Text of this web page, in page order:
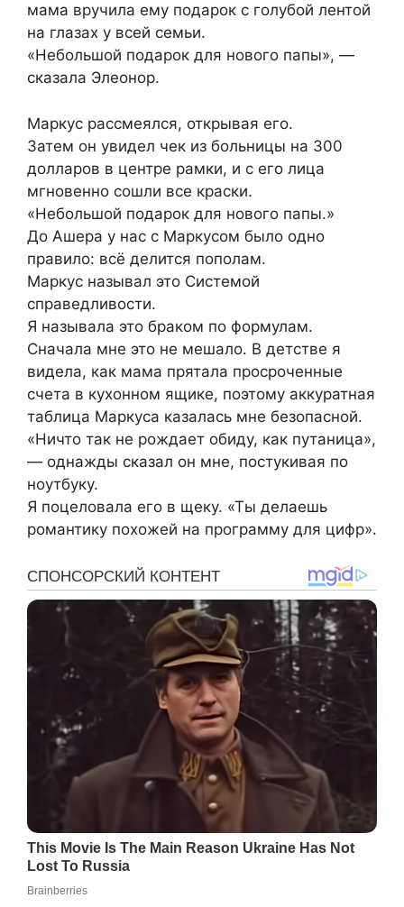
мама вручила ему подарок с голубой лентой
на глазах у всей семьи.
«Небольшой подарок для нового папы», —
сказала Элеонор.
Маркус рассмеялся, открывая его.
Затем он увидел чек из больницы на 300
долларов в центре рамки, и с его лица
мгновенно сошли все краски.
«Небольшой подарок для нового папы.»
До Ашера у нас с Маркусом было одно
правило: всё делится пополам.
Маркус называл это Системой
справедливости.
Я называла это браком по формулам.
Сначала мне это не мешало. В детстве я
видела, как мама прятала просроченные
счета в кухонном ящике, поэтому аккуратная
таблица Маркуса казалась мне безопасной.
«Ничто так не рождает обиду, как путаница»,
— однажды сказал он мне, постукивая по
ноутбуку.
Я поцеловала его в щеку. «Ты делаешь
романтику похожей на программу для цифр».